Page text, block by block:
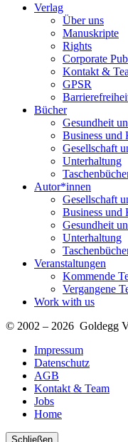
Verlag
Über uns
Manuskripte
Rights
Corporate
Kontakt &
GPSR
Bücher
Gesundheit
Business und
Gesellschaft
Unterhaltung
Autor*innen
Gesellschaft
Business und
Gesundheit
Unterhaltung
Veranstaltungen
Kommende
Vergangene
Work with us
© 2002 – 2026 Goldegg
Impressum
Datenschutz
AGB
Kontakt & Team
Jobs
Home
Schließen